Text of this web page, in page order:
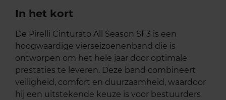
In het kort
De Pirelli Cinturato All Season SF3 is een
hoogwaardige vierseizoenenband die is
ontworpen om het hele jaar door optimale
prestaties te leveren. Deze band combineert
veiligheid, comfort en duurzaamheid, waardoor
hij een uitstekende keuze is voor bestuurders